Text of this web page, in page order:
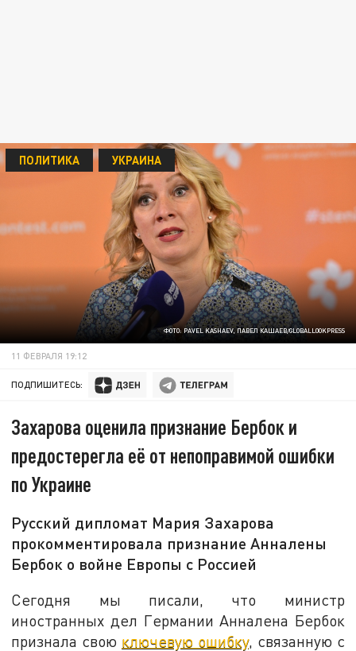
ФОТО: PAVEL KASHAEV, ПАВЕЛ КАШАЕВ/GLOBALLOOKPRESS
ПОЛИТИКА УКРАИНА
11 ФЕВРАЛЯ 19:12
ПОДПИШИТЕСЬ:
Захарова оценила признание Бербок и
предостерегла её от непоправимой ошибки
по Украине
Русский дипломат Мария Захарова
прокомментировала признание Анналены
Бербок о войне Европы с Россией
Сегодня мы писали, что министр
иностранных дел Германии Анналена Бербок
признала свою ключевую ошибку, связанную с